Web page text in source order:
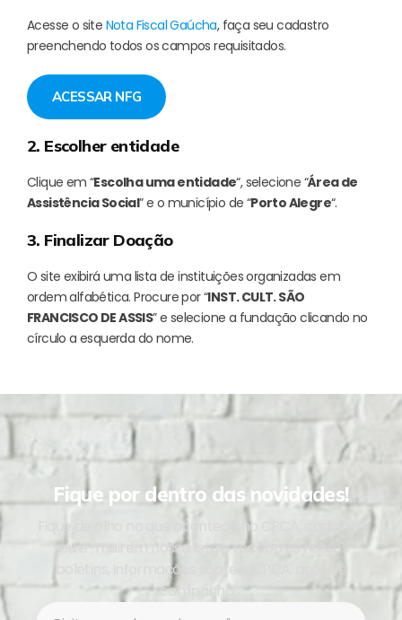
Acesse o site Nota Fiscal Gaúcha, faça seu cadastro
preenchendo todos os campos requisitados.
ACESSAR NFG
2. Escolher entidade
Clique em “Escolha uma entidade“, selecione “Área de
Assistência Social” e o município de “Porto Alegre“.
3. Finalizar Doação
O site exibirá uma lista de instituições organizadas em
ordem alfabética. Procure por “INST. CULT. SÃO
FRANCISCO DE ASSIS” e selecione a fundação clicando no
círculo a esquerda do nome.
Fique por dentro das novidades!
Fique de olho no que acontece no CPCA, cadastre
seu e-mail em nossa lista e receba os nossos
boletins, informações sobre o CPCA, ações e
campanhas.